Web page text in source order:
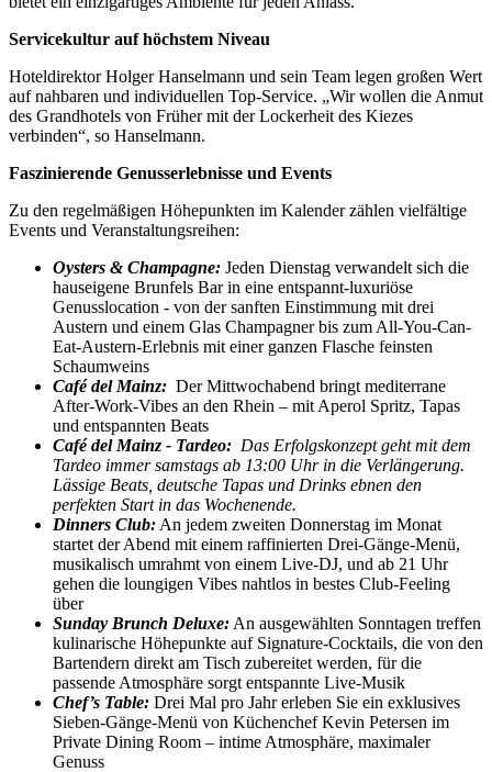
Servicekultur auf höchstem Niveau
Hoteldirektor Holger Hanselmann und sein Team legen großen Wert
auf nahbaren und individuellen Top-Service. „Wir wollen die Anmut
des Grandhotels von Früher mit der Lockerheit des Kiezes
verbinden“, so Hanselmann.
Faszinierende Genusserlebnisse und Events
Zu den regelmäßigen Höhepunkten im Kalender zählen vielfältige
Events und Veranstaltungsreihen:
Oysters & Champagne: Jeden Dienstag verwandelt sich die
hauseigene Brunfels Bar in eine entspannt-luxuriöse
Genusslocation - von der sanften Einstimmung mit drei
Austern und einem Glas Champagner bis zum All-You-Can-
Eat-Austern-Erlebnis mit einer ganzen Flasche feinsten
Schaumweins
Café del Mainz: Der Mittwochabend bringt mediterrane
After-Work-Vibes an den Rhein – mit Aperol Spritz, Tapas
und entspannten Beats
Café del Mainz - Tardeo: Das Erfolgskonzept geht mit dem
Tardeo immer samstags ab 13:00 Uhr in die Verlängerung.
Lässige Beats, deutsche Tapas und Drinks ebnen den
perfekten Start in das Wochenende.
Dinners Club: An jedem zweiten Donnerstag im Monat
startet der Abend mit einem raffinierten Drei-Gänge-Menü,
musikalisch umrahmt von einem Live-DJ, und ab 21 Uhr
gehen die loungigen Vibes nahtlos in bestes Club-Feeling
über
Sunday Brunch Deluxe: An ausgewählten Sonntagen treffen
kulinarische Höhepunkte auf Signature-Cocktails, die von den
Bartendern direkt am Tisch zubereitet werden, für die
passende Atmosphäre sorgt entspannte Live-Musik
Chef’s Table: Drei Mal pro Jahr erleben Sie ein exklusives
Sieben-Gänge-Menü von Küchenchef Kevin Petersen im
Private Dining Room – intime Atmosphäre, maximaler
Genuss